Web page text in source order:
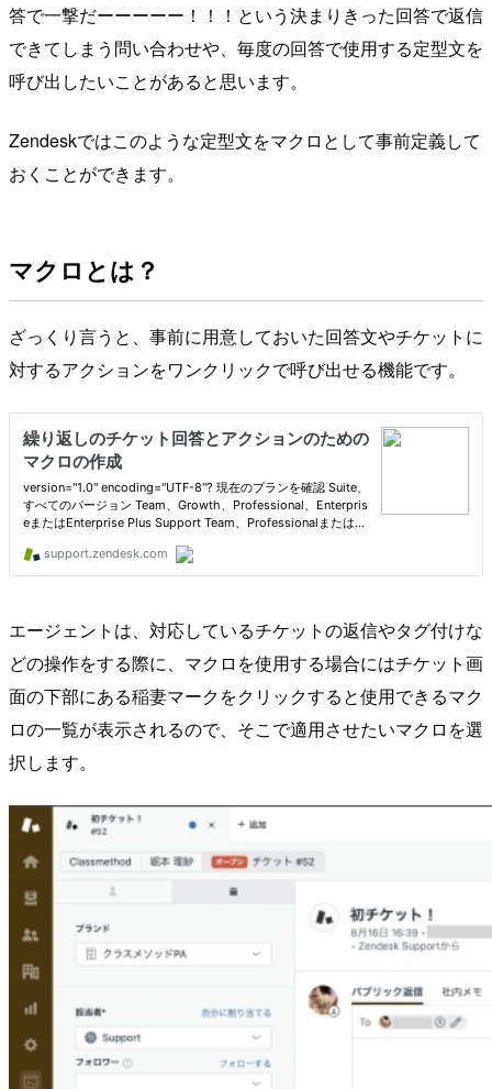
答で一撃だーーーーー！！！という決まりきった回答で返信
できてしまう問い合わせや、毎度の回答で使用する定型文を
呼び出したいことがあると思います。
Zendeskではこのような定型文をマクロとして事前定義して
おくことができます。
マクロとは？
ざっくり言うと、事前に用意しておいた回答文やチケットに
対するアクションをワンクリックで呼び出せる機能です。
エージェントは、対応しているチケットの返信やタグ付けな
どの操作をする際に、マクロを使用する場合にはチケット画
面の下部にある稲妻マークをクリックすると使用できるマク
ロの一覧が表示されるので、そこで適用させたいマクロを選
択します。